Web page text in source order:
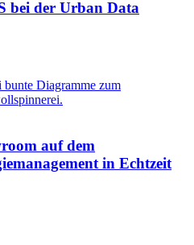
bei der Urban Data
auf dem
in Echtzeit